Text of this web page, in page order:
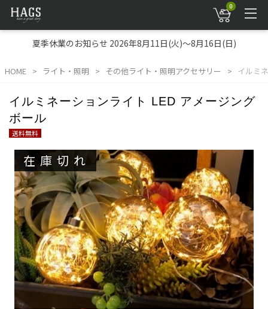
0
夏季休業のお知らせ 2026年8月11日(火)～8月16日(日)
HOME ライト・照明 その他ライト・照明アクセサリー イルミ
イルミネーションライト LED アメージング
ボール
送料無料
在庫切れ